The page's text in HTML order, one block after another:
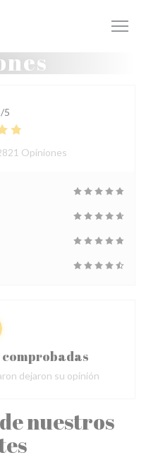
nuestros
/5
Opiniones
comprobadas
dejaron su opinión